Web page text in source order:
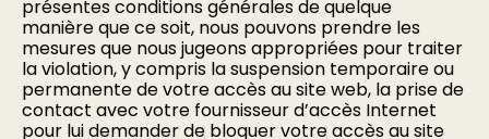
présentes conditions générales de quelque
manière que ce soit, nous pouvons prendre les
mesures que nous jugeons appropriées pour traiter
la violation, y compris la suspension temporaire ou
permanente de votre accès au site web, la prise de
contact avec votre fournisseur d’accès Internet
pour lui demander de bloquer votre accès au site